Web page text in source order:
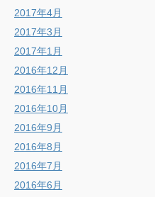
2017年4月
2017年3月
2017年1月
2016年12月
2016年11月
2016年10月
2016年9月
2016年8月
2016年7月
2016年6月